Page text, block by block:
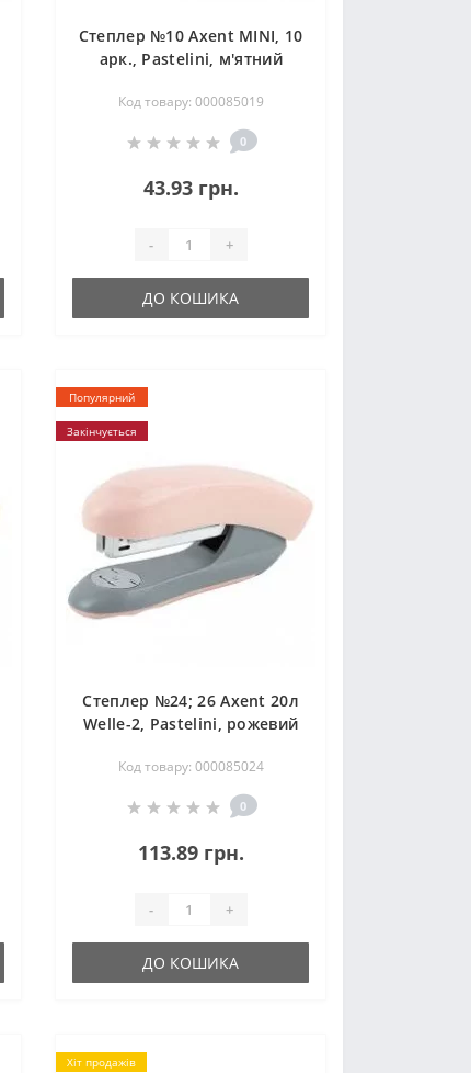
Степлер №10 Axent MINI, 10
арк., Pastelini, м'ятний
Код товару: 000085019
0
43.93 грн.
- +
ДО КОШИКА
Популярний
Закінчується
Степлер №24; 26 Axent 20л
Welle-2, Pastelini, рожевий
Код товару: 000085024
0
113.89 грн.
- +
ДО КОШИКА
Хіт продажів